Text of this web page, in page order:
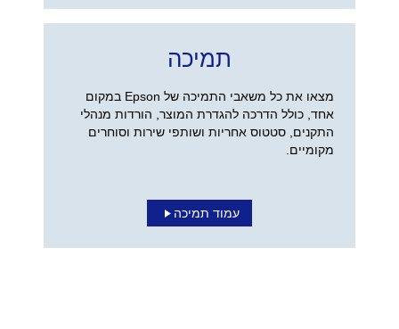
תמיכה
מצאו את כל משאבי התמיכה של Epson במקום
אחד, כולל הדרכה להגדרת המוצר, הורדות מנהלי
התקנים, סטטוס אחריות ושותפי שירות וסוחרים
מקומיים.
עמוד תמיכה